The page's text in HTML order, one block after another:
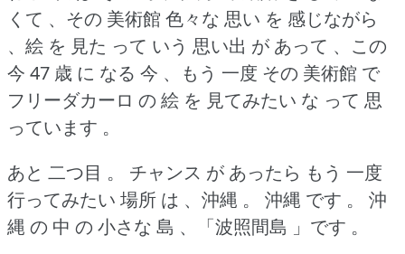
くて 、その 美術館 色々な 思い を 感じながら
、絵 を 見た って いう 思い出 が あって 、この
今 47 歳 に なる 今 、もう 一度 その 美術館 で
フリーダカーロ の 絵 を 見てみたい な って 思
っています 。
あと 二つ目 。
チャンス が あったら もう 一度
行ってみたい 場所 は 、沖縄 。
沖縄 です 。
沖
縄 の 中 の 小さな 島 、「波照間島 」です 。